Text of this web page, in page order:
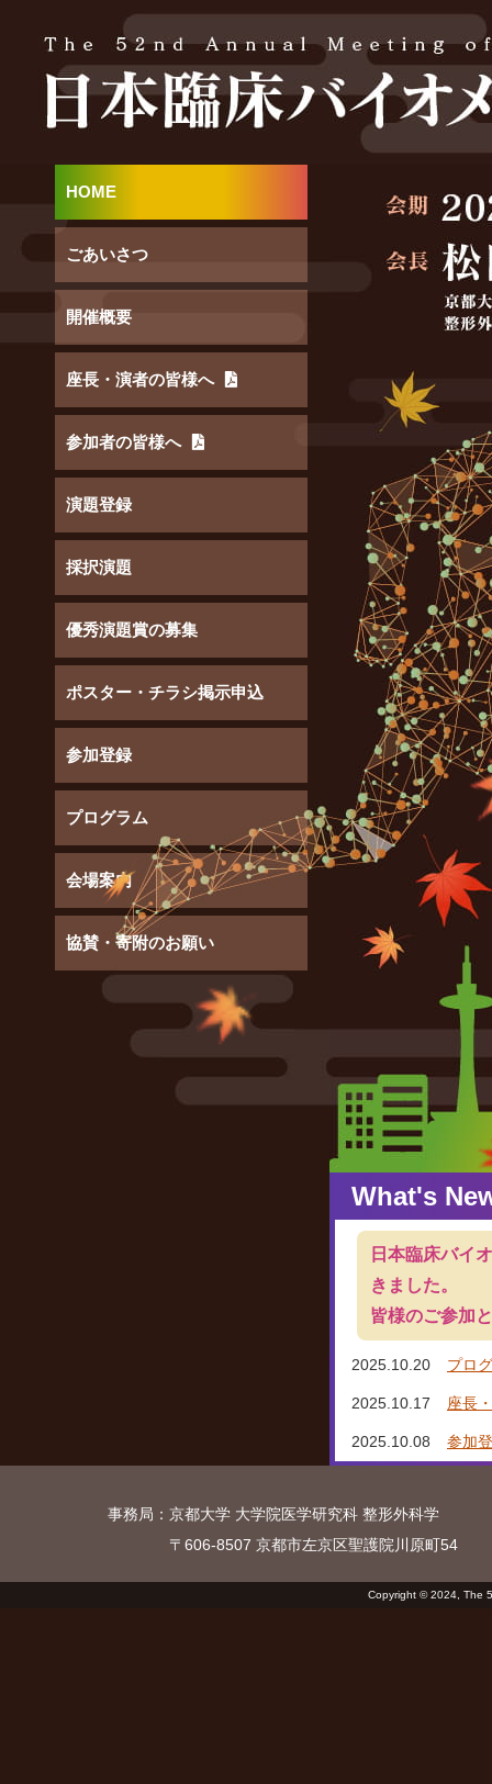
HOME
ごあいさつ
開催概要
座長・演者の皆様へ
参加者の皆様へ
演題登録
採択演題
優秀演題賞の募集
ポスター・チラシ掲示申込
参加登録
プログラム
会場案内
協賛・寄附のお願い
What's
日本臨床バイ
きました。
皆様のご参加
2025.10.20 プロ
2025.10.17 座長
2025.10.08 参加
2025.08.20
2025.07.24
2025.07.16 演題
事務局： 京都大学 大学院医学研究科 整形外科学
〒606-8507 京都市左京区聖護院川原町54
Copyright © 2024, The